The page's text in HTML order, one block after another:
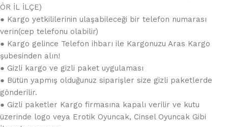
ÖR İL İLÇE)
● Kargo yetkililerinin ulaşabileceği bir telefon numarası
verin(cep telefonu olabilir)
● Kargo gelince Telefon ihbarı ile Kargonuzu Aras Kargo
şubesinden alın!
● Gizli kargo ve gizli paket uygulaması
● Bütün yapmış olduğunuz siparişler size gizli paketlerde
gönderilir.
● Gizli paketler Kargo firmasına kapalı verilir ve kutu
üzerinde logo veya Erotik Oyuncak, Cinsel Oyuncak Gibi